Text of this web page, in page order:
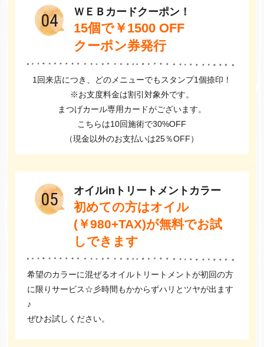
04 ＷＥＢカードクーポン！
15個で￥1500 OFF
クーポン券発行
1回来店につき、どのメニューでもスタンプ1個捺印！
※お支度料金は割引対象外です。
まつげカール専用カードがございます。
こちらは10回施術で30%OFF
（現金以外のお支払いは25％OFF）
05 オイルin トリートメントカラー
初めての方はオイル
(￥980+TAX)が無料でお試
しできます
希望のカラーに混ぜるオイルトリートメントが初回の方
に限りサービス☆彡時間もかからずハリとツヤが出ます
♪
ぜひお試しください。